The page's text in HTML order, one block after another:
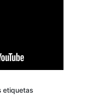
etiquetas